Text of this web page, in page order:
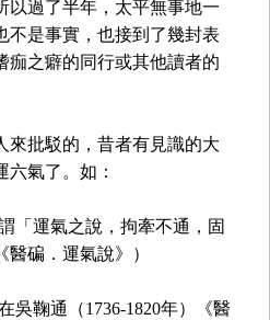
以過了半年，太平無事地一
不是事實，也接到了幾封表
痂之癖的同行或其他讀者的
來批駁的，昔者有見識的大
氣了。如：
「運氣之說，拘牽不通，固
碥．運氣說》）
吳鞠通（1736-1820年）《醫